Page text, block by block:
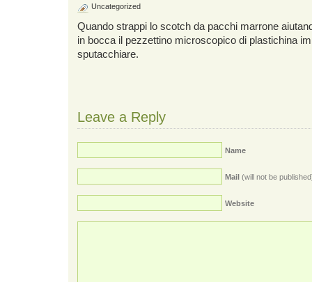
Uncategorized
Quando strappi lo scotch da pacchi marrone
in bocca il pezzettino microscopico di plastichina
sputacchiare.
Leave a Reply
Name
Mail (will not be
Website